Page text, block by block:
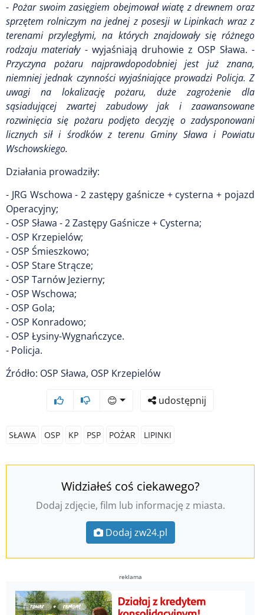
- Pożar swoim zasięgiem obejmował wiatę z drewnem oraz
sprzętem rolniczym na jednej z posesji w Lipinkach wraz z
terenami przyległymi, na których znajdowały się różnego
rodzaju materiały- wyjaśniają druhowie z OSP Sława. -
Przyczyna pożaru najprawdopodobniej jest już znana,
niemniej jednak czynności wyjaśniające prowadzi Policja. Z
uwagi na lokalizację pożaru, duże zagrożenie dla
sąsiadującej zwartej zabudowy jak i zaawansowane
rozwinięcia się pożaru podjęto decyzję o zadysponowani
licznych sił i środków z terenu Gminy Sława i Powiatu
Wschowskiego.
Działania prowadziły:
- JRG Wschowa - 2 zastępy gaśnicze + cysterna + pojazd
Operacyjny;
- OSP Sława - 2 Zastępy Gaśnicze + Cysterna;
- OSP Krzepielów;
- OSP Śmieszkowo;
- OSP Stare Strącze;
- OSP Tarnów Jezierny;
- OSP Wschowa;
- OSP Gola;
- OSP Konradowo;
- OSP Łysiny-Wygnańczyce.
- Policja.
Źródło: OSP Sława, OSP Krzepielów
😊 udostępnij
SŁAWA OSP KP PSP POŻAR LIPINKI
Widziałeś coś ciekawego?
Dodaj zdjęcie, film lub informację z miasta.
Dodaj zw24.pl
reklama